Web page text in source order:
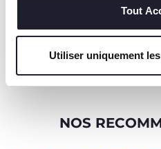
Tout
Utiliser uniquement
barres verticales, 2
barres horizontales).
Fabriqué en Italie.
NOS